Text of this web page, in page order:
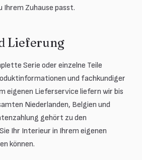
Ihrem Zuhause passt.
Lieferung
Serie oder einzelne Teile
und fachkundiger
eigenen Lieferservice liefern wir bis
Niederlanden, Belgien und
gehört zu den
Ihr Interieur in Ihrem eigenen
können.